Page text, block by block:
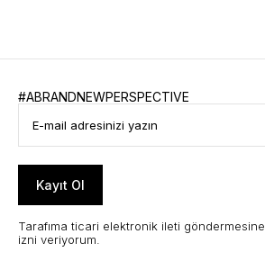
#ABRANDNEWPERSPECTIVE
Kayıt Ol
Tarafıma ticari elektronik ileti göndermesine
izni veriyorum.